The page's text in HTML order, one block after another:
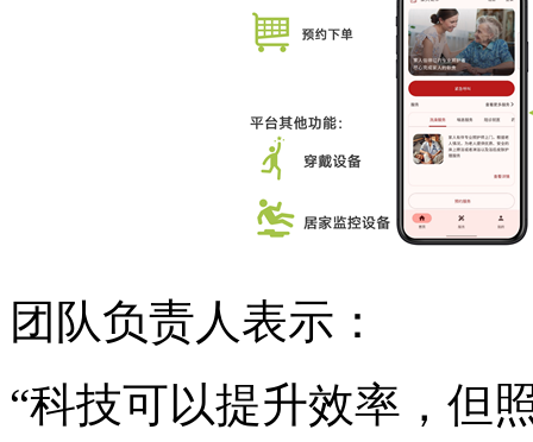
团队负责人表示：
“科技可以提升效率，但